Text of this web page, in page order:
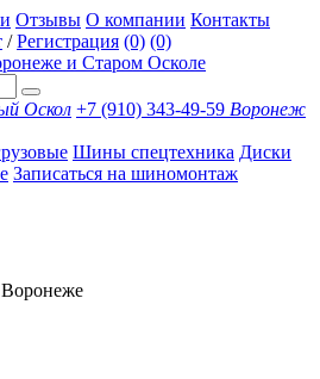
Отзывы О компании Контакты
/ Регистрация (0) (0)
Оскол +7 (910) 343-49-59 Воронеж
Шины спецтехника Диски
Записаться на шиномонтаж